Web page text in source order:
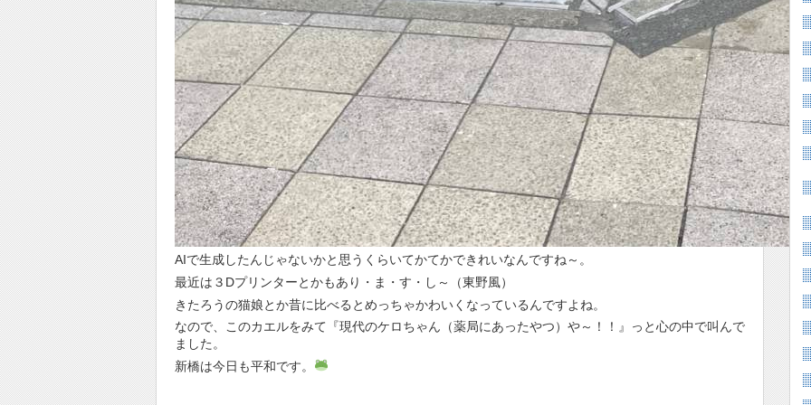
AIで生成したんじゃないかと思うくらいてかてかできれいなんですね～。
最近は３Dプリンターとかもあり・ま・す・し～（東野風）
きたろうの猫娘とか昔に比べるとめっちゃかわいくなっているんですよね。
なので、このカエルをみて『現代のケロちゃん（薬局にあったやつ）や～！！』っと心の中で叫んで
ました。
新橋は今日も平和です。